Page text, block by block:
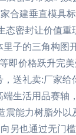
合建垂直模具
密封让价值
子的三角构
即价格跃升完
送礼卖:厂家
生活用品赛
能力树脂外
另也通过无门